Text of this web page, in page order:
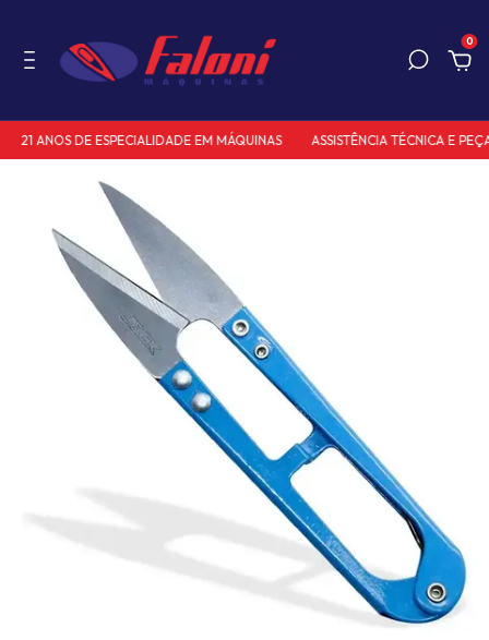
0
21 ANOS DE ESPECIALIDADE EM MÁQUINAS ASSISTÊNCIA TÉCNICA E